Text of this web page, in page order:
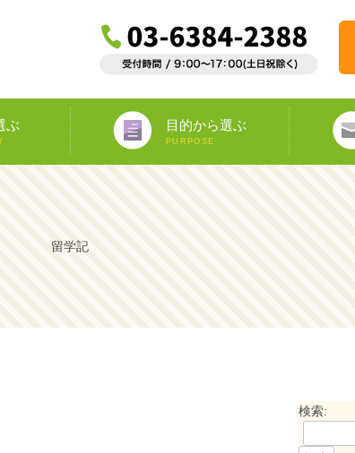
ぶ 目的から選ぶ
PURPOSE
語学留学
教師宅ホームステイ
中学/高校正規留学
大学正規留学
専門留学
語学プラスα
海外ボランティア
海外インターンシップ
オペア
ワーキングホリデー カ
オ
イン
留学記
検索: